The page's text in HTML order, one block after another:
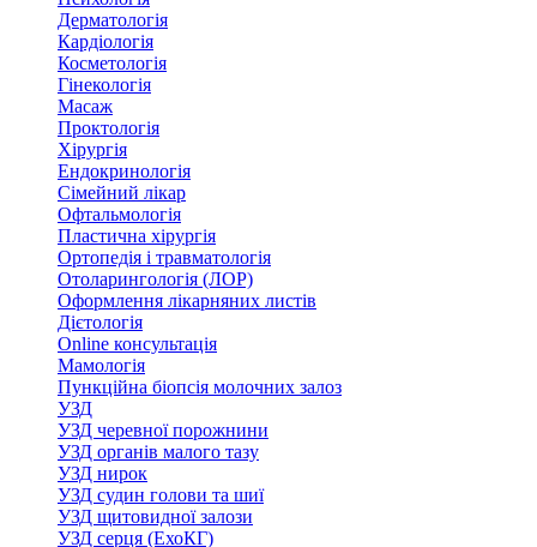
Дерматологія
Кардіологія
Косметологія
Гінекологія
Масаж
Проктологія
Хірургія
Ендокринологія
Сімейний лікар
Офтальмологія
Пластична хірургія
Ортопедія і травматологія
Отоларингологія (ЛОР)
Оформлення лікарняних листів
Дієтологія
Online консультація
Мамологія
Пункційна біопсія молочних залоз
УЗД
УЗД черевної порожнини
УЗД органів малого тазу
УЗД нирок
УЗД судин голови та шиї
УЗД щитовидної залози
УЗД серця (ЕхоКГ)